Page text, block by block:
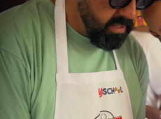
Come scegliete salumi,
cosa vi distingue rispetto ad
Tutti i prodotti nel mio negozio
personalmente, soffermandomi
che i produttori locali e regionali
anche scoprendo le prelibatezze